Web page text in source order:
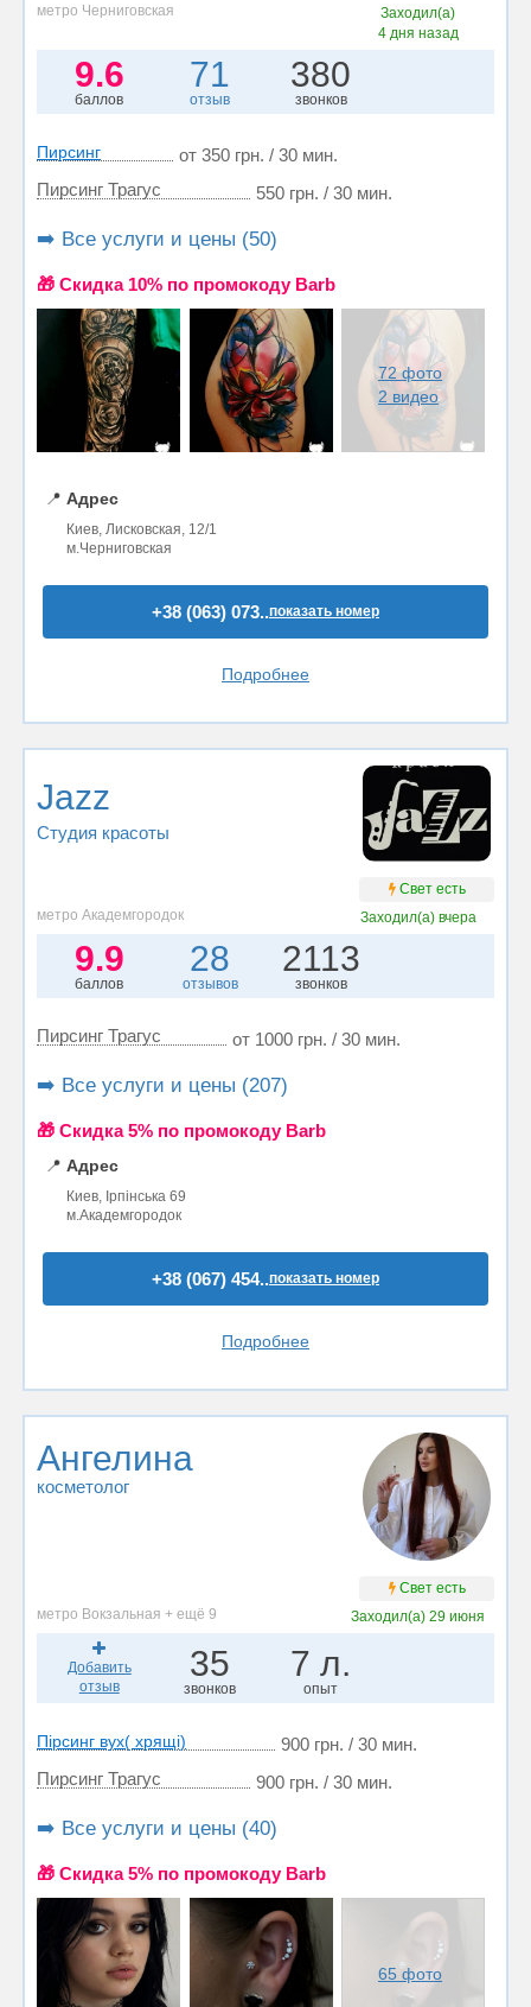
метро Черниговская
Заходил(а)
4 дня назад
9.6
баллов
71
отзыв
380
звонков
Пирсинг
от 350 грн. / 30 мин.
Пирсинг Трагус
550 грн. / 30 мин.
➡️ Все услуги и цены (50)
🎁 Cкидка 10% по промокоду Barb
72 фото
2 видео
📍 Адрес
Киев, Лисковская, 12/1
м.Черниговская
+38 (063) 073..показать номер
Подробнее
Jazz
Студия красоты
Свет есть
метро Академгородок
Заходил(а) вчера
9.9
баллов
28
отзывов
2113
звонков
Пирсинг Трагус от 1000 грн. / 30 мин.
➡️ Все услуги и цены (207)
🎁 Cкидка 5% по промокоду Barb
📍 Адрес
Киев, Ірпінська 69
м.Академгородок
+38 (067) 454..показать номер
Подробнее
Ангелина
косметолог
Свет есть
метро Вокзальная + ещё 9
Заходил(а)29 июня
Добавить
отзыв
35
звонков
7 л.
опыт
Пірсинг вух( хрящі)
900 грн. / 30 мин.
Пирсинг Трагус
900 грн. / 30 мин.
➡️ Все услуги и цены (40)
🎁 Cкидка 5% по промокоду Barb
65 фото